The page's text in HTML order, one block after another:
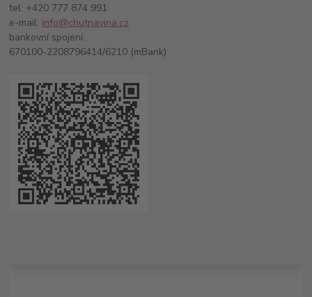
tel: +420 777 874 991
e-mail: info@chutnavina.cz
bankovní spojení:
670100-2208796414/6210 (mBank)